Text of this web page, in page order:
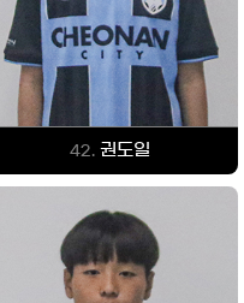
42.권도일